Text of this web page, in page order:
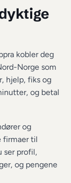
kobler deg
Norge som
hjelp, fiks og
og betal
og
til
ser profil,
og pengene